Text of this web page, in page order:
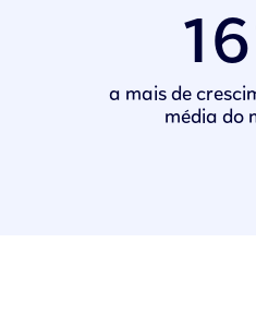
a mais de
média do